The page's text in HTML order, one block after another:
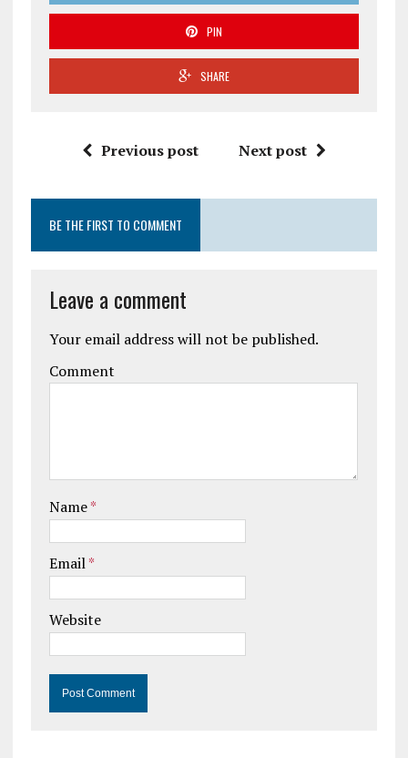
PIN
SHARE
Previous post Next post
BE THE FIRST TO COMMENT
Leave a comment
Your email address will not be published.
Comment
Name*
Email*
Website